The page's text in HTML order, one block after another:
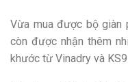
Vừa mua được bộ giàn
còn được nhận thêm
khước từ Vinadry và